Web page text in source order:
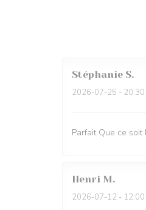
Stéphanie S
2026-07-25 -
Parfait Que ce
Henri M
2026-07-12 -